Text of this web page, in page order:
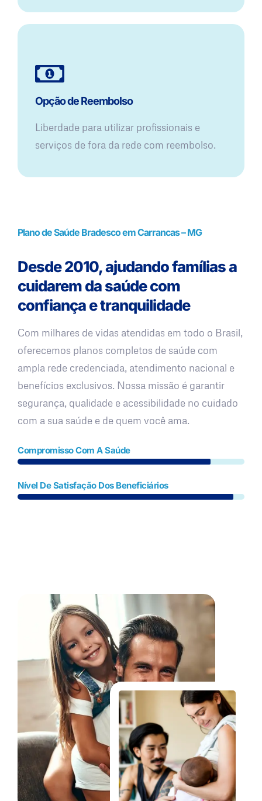
Opção de Reembolso
Liberdade para utilizar profissionais e
serviços de fora da rede com reembolso.
Plano de Saúde Bradesco em Carrancas – MG
Desde 2010, ajudando famílias a
cuidarem da saúde com
confiança e tranquilidade
Com milhares de vidas atendidas em todo o Brasil,
oferecemos planos completos de saúde com
ampla rede credenciada, atendimento nacional e
benefícios exclusivos. Nossa missão é garantir
segurança, qualidade e acessibilidade no cuidado
com a sua saúde e de quem você ama.
Compromisso Com A Saúde
Nível De Satisfação Dos Beneficiários